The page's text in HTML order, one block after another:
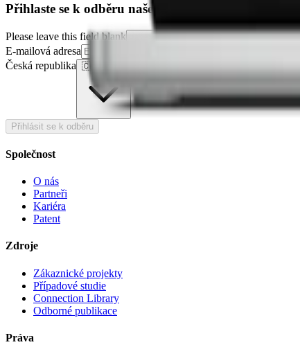
Přihlaste se k odběru našeho newsletteru
Please leave this field blank
E-mailová adresa
Česká republika 🇨🇿
Přihlásit se k odběru
Společnost
O nás
Partneři
Kariéra
Patent
Zdroje
Zákaznické projekty
Případové studie
Connection Library
Odborné publikace
Práva